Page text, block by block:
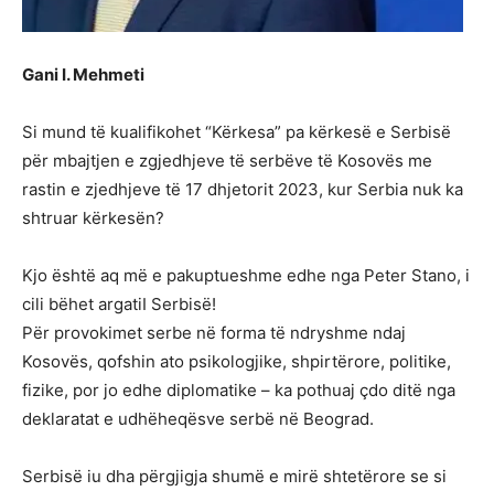
Gani I. Mehmeti
Si mund të kualifikohet “Kërkesa” pa kërkesë e Serbisë
për mbajtjen e zgjedhjeve të serbëve të Kosovës me
rastin e zjedhjeve të 17 dhjetorit 2023, kur Serbia nuk ka
shtruar kërkesën?
Kjo është aq më e pakuptueshme edhe nga Peter Stano, i
cili bëhet argatiI Serbisë!
Për provokimet serbe në forma të ndryshme ndaj
Kosovës, qofshin ato psikologjike, shpirtërore, politike,
fizike, por jo edhe diplomatike – ka pothuaj çdo ditë nga
deklaratat e udhëheqësve serbë në Beograd.
Serbisë iu dha përgjigja shumë e mirë shtetërore se si